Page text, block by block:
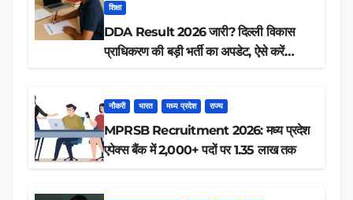
शिक्षा
DDA Result 2026 जारी? दिल्ली विकास
प्राधिकरण की बड़ी भर्ती का अपडेट, ऐसे करें
नौकरी भारत मध्य प्रदेश राज्य
MPRSB Recruitment 2026: मध्य प्रदेश
एपेक्स बैंक में 2,000+ पदों पर 1.35 लाख तक